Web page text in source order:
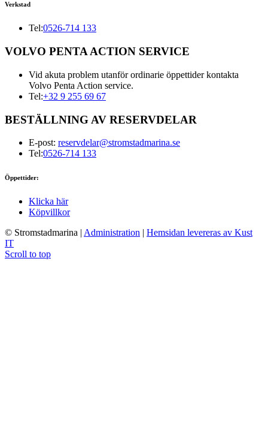
Verkstad
Tel:0526-714 133
VOLVO PENTA ACTION SERVICE
Vid akuta problem utanför ordinarie öppettider kontakta
Volvo Penta Action service.
Tel:+32 9 255 69 67
BESTÄLLNING AV RESERVDELAR
E-post: reservdelar@stromstadmarina.se
Tel:0526-714 133
Öppettider:
Klicka här
Köpvillkor
© Stromstadmarina | Administration | Hemsidan levereras av Kust
IT
Scroll to top